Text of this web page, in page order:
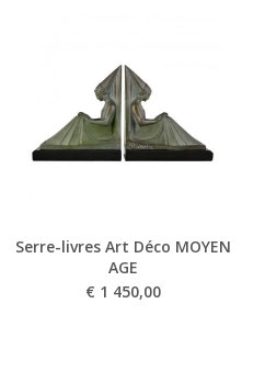
Serre-livres Art Déco MOYEN
AGE
€ 1 450,00